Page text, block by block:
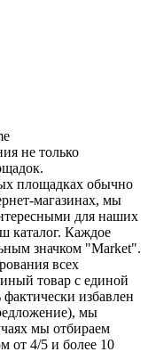
не только
площадках обычно
магазинах, мы
для наших
каталог. Каждое
значком "Market".
всех
товар с единой
избавлен
мы
мы отбираем
от 4/5 и более 10